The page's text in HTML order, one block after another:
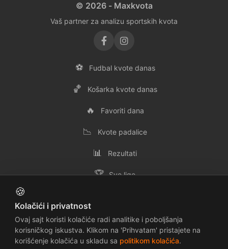
© 2026 - Maxkvota
Vaš partner za analizu sportskih kvota
⚽ Fudbal kvote danas
🏀 Košarka kvote danas
🔥 Favoriti dana
📉 Kvote padalice
📊 Rezultati
🏆 Sve lige
✉️ Kontakt
📜 Uslovi korišćenja 🔒
🍪
Kolačići i privatnost
Ovaj sajt koristi kolačiće radi analitike i poboljšanja
korisničkog iskustva. Klikom na 'Prihvatam' pristajete na
korišćenje kolačića u skladu sa politikom kolačića.